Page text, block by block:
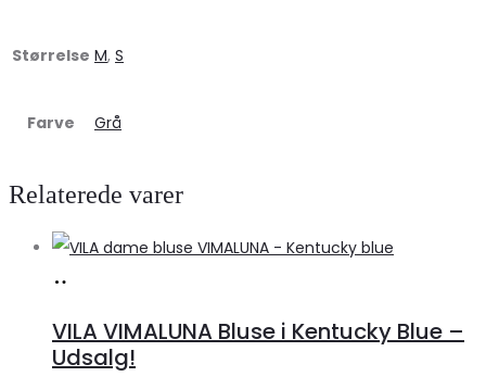
Størrelse M, S
Farve Grå
Relaterede varer
Klædeskabet.dk
VILA VIMALUNA Bluse i Kentucky Blue –
Udsalg!